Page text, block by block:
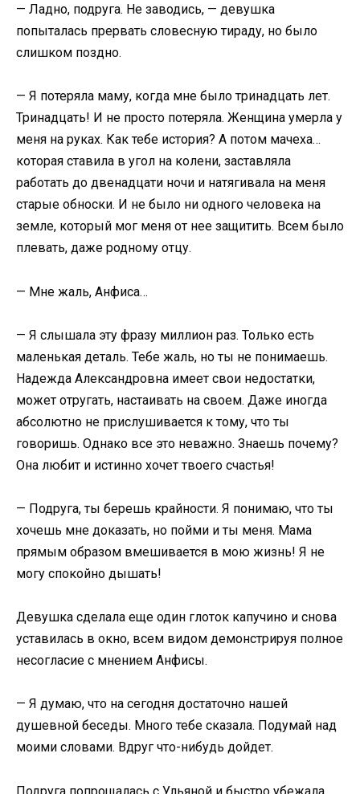
— Ладно, подруга. Не заводись, — девушка
попыталась прервать словесную тираду, но было
слишком поздно.
— Я потеряла маму, когда мне было тринадцать лет.
Тринадцать! И не просто потеряла. Женщина умерла у
меня на руках. Как тебе история? А потом мачеха…
которая ставила в угол на колени, заставляла
работать до двенадцати ночи и натягивала на меня
старые обноски. И не было ни одного человека на
земле, который мог меня от нее защитить. Всем было
плевать, даже родному отцу.
— Мне жаль, Анфиса…
— Я слышала эту фразу миллион раз. Только есть
маленькая деталь. Тебе жаль, но ты не понимаешь.
Надежда Александровна имеет свои недостатки,
может отругать, настаивать на своем. Даже иногда
абсолютно не прислушивается к тому, что ты
говоришь. Однако все это неважно. Знаешь почему?
Она любит и истинно хочет твоего счастья!
— Подруга, ты берешь крайности. Я понимаю, что ты
хочешь мне доказать, но пойми и ты меня. Мама
прямым образом вмешивается в мою жизнь! Я не
могу спокойно дышать!
Девушка сделала еще один глоток капучино и снова
уставилась в окно, всем видом демонстрируя полное
несогласие с мнением Анфисы.
— Я думаю, что на сегодня достаточно нашей
душевной беседы. Много тебе сказала. Подумай над
моими словами. Вдруг что-нибудь дойдет.
Подруга попрощалась с Ульяной и быстро убежала.